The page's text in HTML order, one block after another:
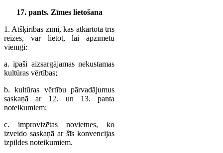
17. pants. Zīmes lietošana
1. Atšķirības zīmi, kas atkārtota trīs
reizes, var lietot, lai apzīmētu
vienīgi:
a. īpaši aizsargājamas nekustamas
kultūras vērtības;
b. kultūras vērtību pārvadājumus
saskaņā ar 12. un 13. panta
noteikumiem;
c. improvizētas novietnes, ko
izveido saskaņā ar šīs konvencijas
izpildes noteikumiem.